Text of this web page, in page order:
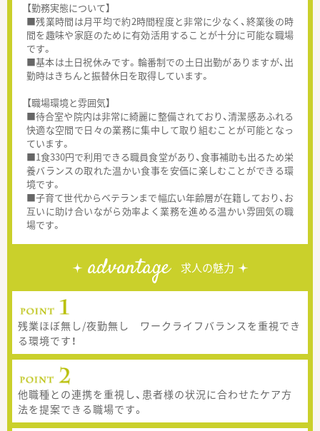
【勤務実態について】
■残業時間は月平均で約2時間程度と非常に少なく、終業後の時
間を趣味や家庭のために有効活用することが十分に可能な職場
です。
■基本は土日祝休みです。輪番制での土日出勤がありますが、出
勤時はきちんと振替休日を取得しています。
【職場環境と雰囲気】
■待合室や院内は非常に綺麗に整備されており、清潔感あふれる
快適な空間で日々の業務に集中して取り組むことが可能となっ
ています。
■1食330円で利用できる職員食堂があり、食事補助も出るため栄
養バランスの取れた温かい食事を安価に楽しむことができる環
境です。
■子育て世代からベテランまで幅広い年齢層が在籍しており、お
互いに助け合いながら効率よく業務を進める温かい雰囲気の職
場です。
advantage 求人の魅力
残業ほぼ無し/夜勤無し ワークライフバランスを重視でき
る環境です！
他職種との連携を重視し、患者様の状況に合わせたケア方
法を提案できる職場です。